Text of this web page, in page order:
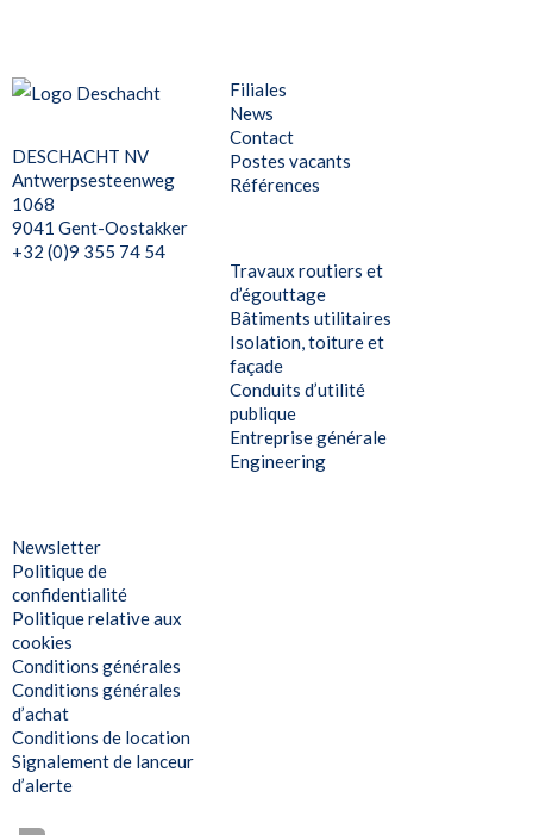
DESCHACHT NV
Antwerpsesteenweg
1068
9041 Gent-Oostakker
+32 (0)9 355 74 54
Filiales
News
Contact
Postes vacants
Références
Travaux routiers et
d’égouttage
Bâtiments utilitaires
Isolation, toiture et
façade
Conduits d’utilité
publique
Entreprise générale
Engineering
Newsletter
Politique de
confidentialité
Politique relative aux
cookies
Conditions générales
Conditions générales
d’achat
Conditions de location
Signalement de lanceur
d’alerte